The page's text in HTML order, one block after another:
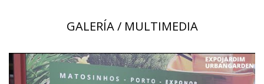
GALERÍA / MULTIMEDIA